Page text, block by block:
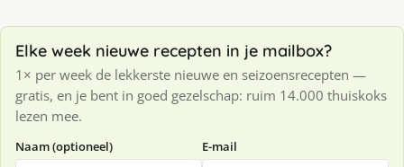
Elke week nieuwe recepten in je mailbox?
1× per week de lekkerste nieuwe en seizoensrecepten —
gratis, en je bent in goed gezelschap: ruim 14.000 thuiskoks
lezen mee.
Naam (optioneel) E-mail